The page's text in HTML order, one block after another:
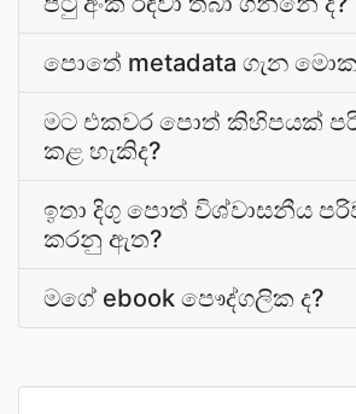
පොතේ metadata ගැන
මට එකවර පොත් කිහිපයක්
කළ හැකිද?
ඉතා දිගු පොත් විශ්වාසනීය
කරනු ඇත?
මගේ ebook පෞද්ගලික ද?